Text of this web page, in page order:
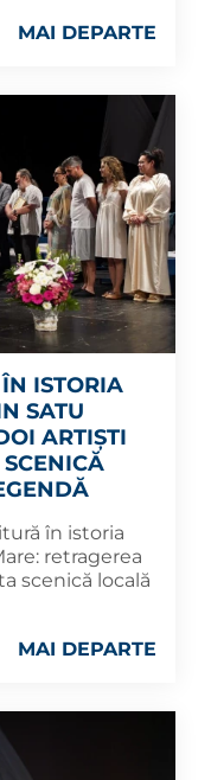
MAI DEPARTE
ISTORIA
SATU
ARTIȘTI
în istoria
retragerea
scenică locală
MAI DEPARTE